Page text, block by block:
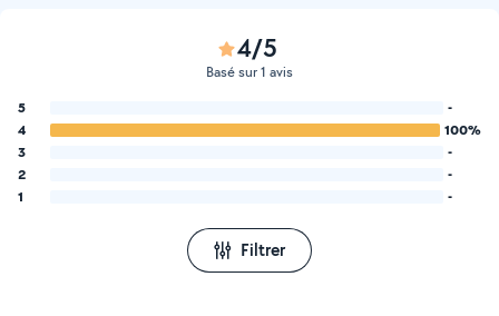
4/5
Basé sur 1 avis
5
-
4
100%
3
-
2
-
1
-
Filtrer